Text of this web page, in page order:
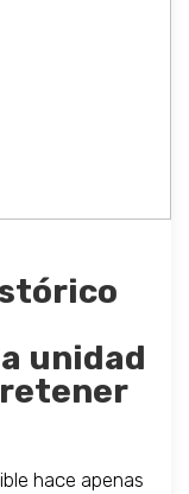
unidad
hace apenas